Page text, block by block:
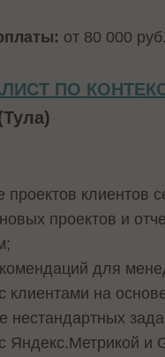
от 80 000 руб.
ПО
проектов клиентов
проектов и
для
клиентами на
нестандартных
Яндекс.Метрикой и